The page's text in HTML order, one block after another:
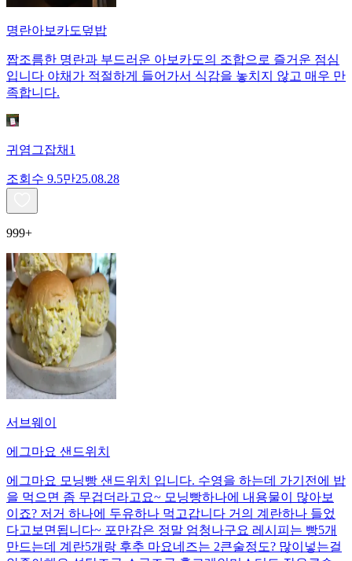
명란아보카도덮밥
짭조름한 명란과 부드러운 아보카도의 조합으로 즐거운 점심
입니다 야채가 적절하게 들어가서 식감을 놓치지 않고 매우 만
족합니다.
귀염그잡채1
조회수 9.5만25.08.28
999+
서브웨이
에그마요 샌드위치
에그마요 모닝빵 샌드위치 입니다. 수영을 하는데 가기전에 밥
을 먹으면 좀 무겁더라고요~ 모닝빵하나에 내용물이 많아보
이죠? 저거 하나에 두유하나 먹고갑니다 거의 계란하나 들었
다고보면됩니다~ 포만감은 정말 엄청나구요 레시피는 빵5개
만드는데 계란5개랑 후추 마요네즈는 2큰술정도? 많이넣는걸